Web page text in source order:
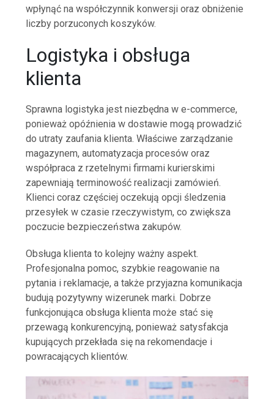
wpłynąć na współczynnik konwersji oraz obniżenie
liczby porzuconych koszyków.
Logistyka i obsługa
klienta
Sprawna logistyka jest niezbędna w e-commerce,
ponieważ opóźnienia w dostawie mogą prowadzić
do utraty zaufania klienta. Właściwe zarządzanie
magazynem, automatyzacja procesów oraz
współpraca z rzetelnymi firmami kurierskimi
zapewniają terminowość realizacji zamówień.
Klienci coraz częściej oczekują opcji śledzenia
przesyłek w czasie rzeczywistym, co zwiększa
poczucie bezpieczeństwa zakupów.
Obsługa klienta to kolejny ważny aspekt.
Profesjonalna pomoc, szybkie reagowanie na
pytania i reklamacje, a także przyjazna komunikacja
budują pozytywny wizerunek marki. Dobrze
funkcjonująca obsługa klienta może stać się
przewagą konkurencyjną, ponieważ satysfakcja
kupujących przekłada się na rekomendacje i
powracających klientów.